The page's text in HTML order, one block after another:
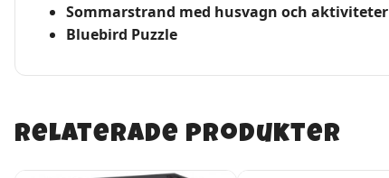
Sommarstrand med husvagn och aktiviteter
Bluebird Puzzle
Relaterade produkter